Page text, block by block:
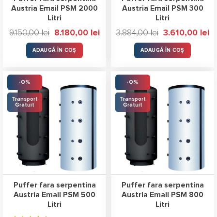
Austria Email PSM 2000
Litri
9.150,00lei
Prețul
a
fost:
9.150,00 lei.
8.180,00 leiPrețul
ADAUGĂ ÎN COȘ
Austria Email PSM 300
Litri
3.884,00lei
Prețul
a
fost:
3.884,00 lei.
3.610,00 lei
ADAUGĂ ÎN COȘ
-0%
Transport
Gratuit
Puffer fara serpentina
Austria Email PSM 500
Litri
-0%
Transport
Gratuit
Puffer fara serpentina
Austria Email PSM 800
Litri